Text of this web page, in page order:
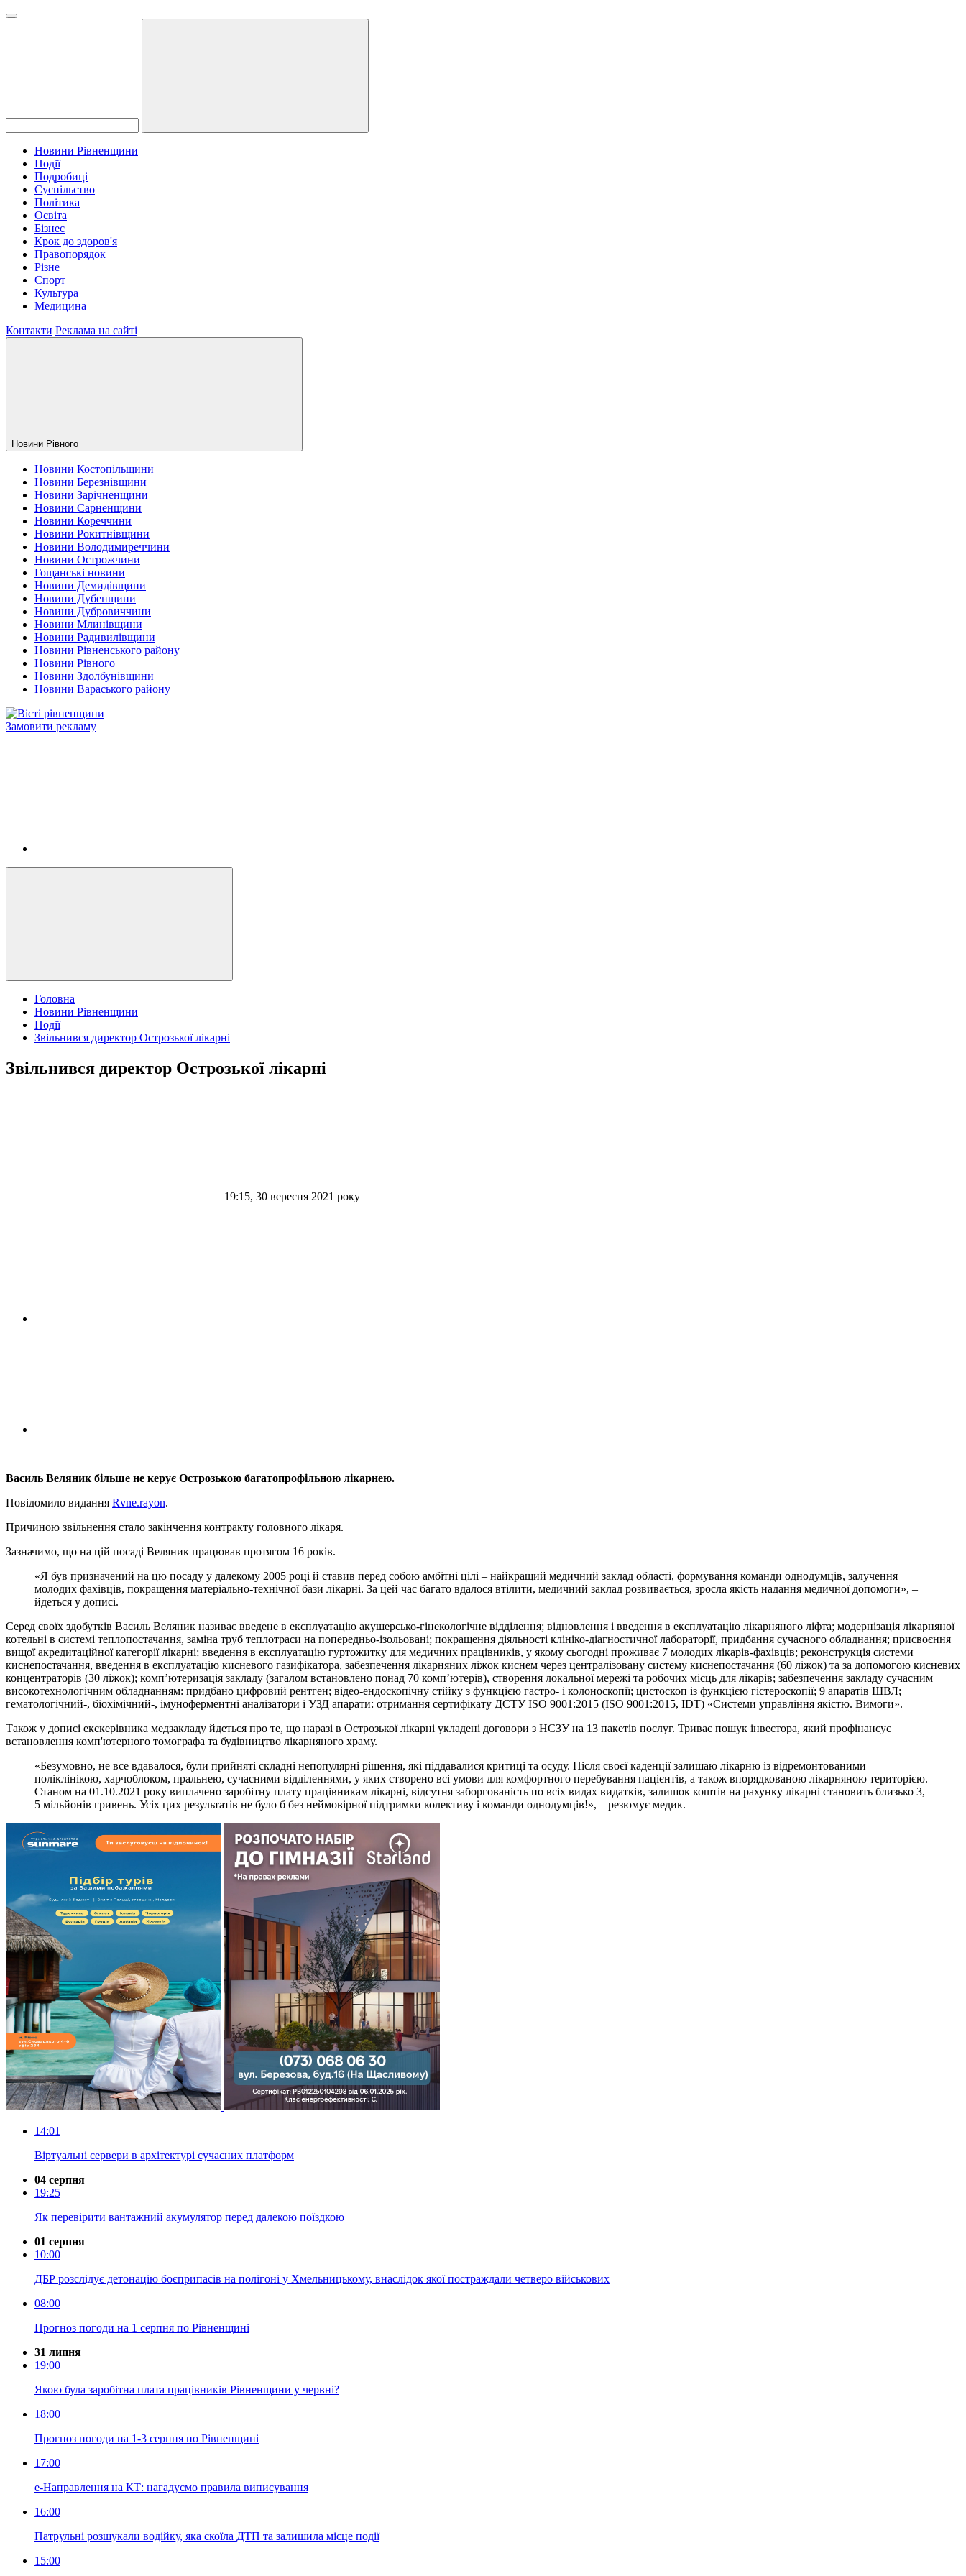
Новини Рівненщини
Події
Подробиці
Суспільство
Політика
Освіта
Бізнес
Крок до здоров'я
Правопорядок
Різне
Спорт
Культура
Медицина
Контакти Реклама на сайті
Новини Рiвного
Новини Костопільщини
Новини Березнівщини
Новини Зарічненщини
Новини Сарненщини
Новини Кореччини
Новини Рокитнівщини
Новини Володимиреччини
Новини Острожчини
Гощанські новини
Новини Демидівщини
Новини Дубенщини
Новини Дубровиччини
Новини Млинівщини
Новини Радивилівщини
Новини Рівненського району
Новини Рівного
Новини Здолбунівщини
Новини Вараського району
Замовити рекламу
Головна
Новини Рівненщини
Події
Звільнився директор Острозької лікарні
Звільнився директор Острозької лікарні
19:15, 30 вересня 2021 року
Василь Веляник більше не керує Острозькою багатопрофільною лікарнею.
Повідомило видання Rvne.rayon.
Причиною звільнення стало закінчення контракту головного лікаря.
Зазначимо, що на цій посаді Веляник працював протягом 16 років.
«Я був призначений на цю посаду у далекому 2005 році й ставив перед собою амбітні цілі – найкращий медичний заклад області, формування команди однодумців, залучення
молодих фахівців, покращення матеріально-технічної бази лікарні. За цей час багато вдалося втілити, медичний заклад розвивається, зросла якість надання медичної допомоги», –
йдеться у дописі.
Серед своїх здобутків Василь Веляник називає введене в експлуатацію акушерсько-гінекологічне відділення; відновлення і введення в експлуатацію лікарняного ліфта; модернізація лікарняної
котельні в системі теплопостачання, заміна труб теплотраси на попередньо-ізольовані; покращення діяльності клініко-діагностичної лабораторії, придбання сучасного обладнання; присвоєння
вищої акредитаційної категорії лікарні; введення в експлуатацію гуртожитку для медичних працівників, у якому сьогодні проживає 7 молодих лікарів-фахівців; реконструкція системи
киснепостачання, введення в експлуатацію кисневого газифікатора, забезпечення лікарняних ліжок киснем через централізовану систему киснепостачання (60 ліжок) та за допомогою кисневих
концентраторів (30 ліжок); комп’ютеризація закладу (загалом встановлено понад 70 комп’ютерів), створення локальної мережі та робочих місць для лікарів; забезпечення закладу сучасним
високотехнологічним обладнанням: придбано цифровий рентген; відео-ендоскопічну стійку з функцією гастро- і колоноскопії; цистоскоп із функцією гістероскопії; 9 апаратів ШВЛ;
гематологічний-, біохімічний-, імуноферментні аналізатори і УЗД апарати: отримання сертифікату ДСТУ ISO 9001:2015 (ISO 9001:2015, IDT) «Системи управління якістю. Вимоги».
Також у дописі екскерівника медзакладу йдеться про те, що наразі в Острозької лікарні укладені договори з НСЗУ на 13 пакетів послуг. Триває пошук інвестора, який профінансує
встановлення комп'ютерного томографа та будівництво лікарняного храму.
«Безумовно, не все вдавалося, були прийняті складні непопулярні рішення, які піддавалися критиці та осуду. Після своєї каденції залишаю лікарню із відремонтованими
поліклінікою, харчоблоком, пральнею, сучасними відділеннями, у яких створено всі умови для комфортного перебування пацієнтів, а також впорядкованою лікарняною територією.
Станом на 01.10.2021 року виплачено заробітну плату працівникам лікарні, відсутня заборгованість по всіх видах видатків, залишок коштів на рахунку лікарні становить близько 3,
5 мільйонів гривень. Усіх цих результатів не було б без неймовірної підтримки колективу і команди однодумців!», – резюмує медик.
14:01
Віртуальні сервери в архітектурі сучасних платформ
04 серпня
19:25
Як перевірити вантажний акумулятор перед далекою поїздкою
01 серпня
10:00
ДБР розслідує детонацію боєприпасів на полігоні у Хмельницькому, внаслідок якої постраждали четверо військових
08:00
Прогноз погоди на 1 серпня по Рівненщині
31 липня
19:00
Якою була заробітна плата працівників Рівненщини у червні?
18:00
Прогноз погоди на 1-3 серпня по Рівненщині
17:00
е-Направлення на КТ: нагадуємо правила виписування
16:00
Патрульні розшукали водійку, яка скоїла ДТП та залишила місце події
15:00